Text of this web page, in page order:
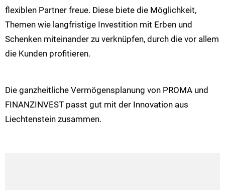
flexiblen Partner freue. Diese biete die Möglichkeit,
Themen wie langfristige Investition mit Erben und
Schenken miteinander zu verknüpfen, durch die vor allem
die Kunden profitieren.
Die ganzheitliche Vermögensplanung von PROMA und
FINANZINVEST passt gut mit der Innovation aus
Liechtenstein zusammen.